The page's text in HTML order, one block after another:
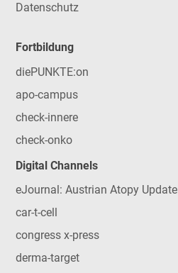
Datenschutz
Fortbildung
diePUNKTE:on
apo-campus
check-innere
check-onko
Digital Channels
eJournal: Austrian Atopy Update
car-t-cell
congress x-press
derma-target